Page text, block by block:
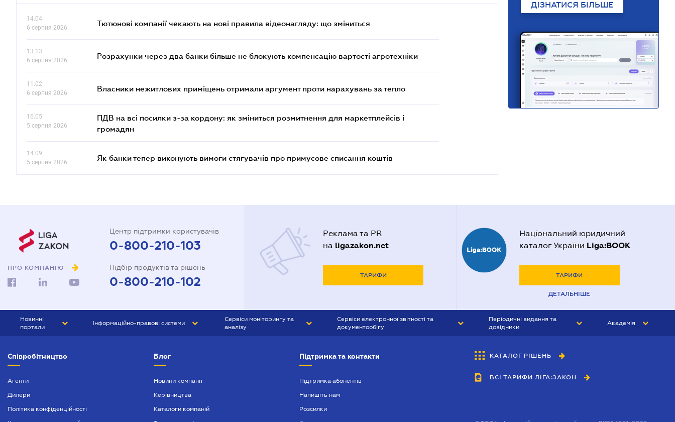
14.04
6 серпня 2026
Тютюнові компанії чекають на нові правила відеонагляду: що зміниться
13.13
6 серпня 2026
Розрахунки через два банки більше не блокують компенсацію вартості агротехніки
11.02
6 серпня 2026
Власники нежитлових приміщень отримали аргумент проти нарахувань за тепло
16.05
5 серпня 2026
ПДВ на всі посилки з-за кордону: як зміниться розмитнення для маркетплейсів і
громадян
14.09
5 серпня 2026
Як банки тепер виконують вимоги стягувачів про примусове списання коштів
ДІЗНАТИСЯ БІЛЬШЕ
ПРО КОМПАНІЮ
Центр підтримки користувачів
0-800-210-103
Підбір продуктів та рішень
0-800-210-102
Реклама та PR
на ligazakon.net
ТАРИФИ
Національний юридичний
каталог України Liga:BOOK
ТАРИФИ
ДЕТАЛЬНІШЕ
Новинні
портали
БІЗНЕС
Інформаційно-правові системи
БУХГАЛТЕР ПРОФ
Сервіси моніторингу та
аналізу
Сервіси електронної звітності та
документообігу
Періодичні видання та
довідники
БУХГАЛТЕР&ЗАКОН
ВІСНИК МСФЗ
Академія
Співробітництво
Агенти
Дилери
Політика конфіденційності
Блог
Новини компанії
Керівництва
Каталоги компаній
Підтримка та контакти
Підтримка абонентів
Напишіть нам
Розсилки
КАТАЛОГ РІШЕНЬ
ВСІ ТАРИФИ ЛІГА:ЗАКОН